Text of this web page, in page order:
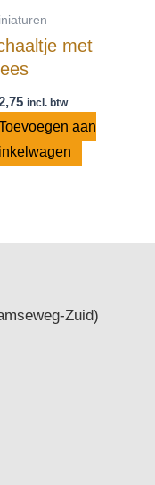
met
incl. btw
aan
Zuid)